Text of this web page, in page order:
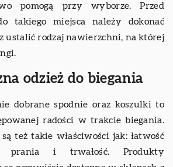
pomogą przy wyborze. Przed
takiego miejsca należy dokonać
ustalić rodzaj nawierzchni, na której
odzież do biegania
dobrane spodnie oraz koszulki to
radości w trakcie biegania.
też takie właściwości jak: łatwość
prania i trwałość. Produkty